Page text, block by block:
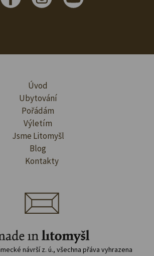
Úvod
Ubytování
Pořádám
Výletím
Jsme Litomyšl
Blog
Kontakty
návrší z. ú., všechna přáva vyhrazena